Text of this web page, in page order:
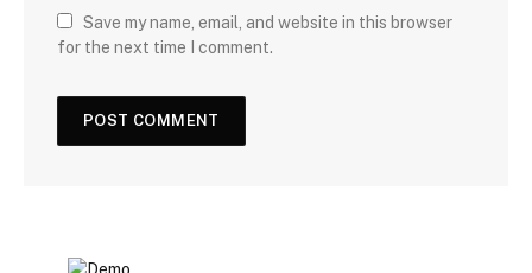
Save my name, email, and website in this browser
for the next time I comment.